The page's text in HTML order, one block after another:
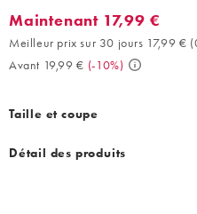
Maintenant 17,99 €. Meilleur
Maintenant 17,99 €
Meilleur prix sur 30 jours 17,99 € (
Avant 19,99 € (-10%)
Taille et coupe
Détail des produits